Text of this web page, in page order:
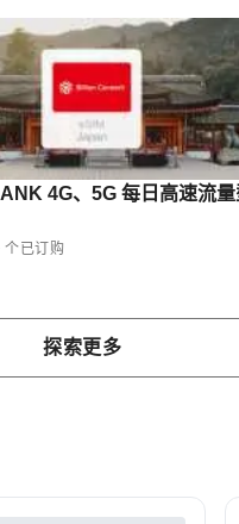
4G、5G 每日高速流
已订购
探索更多